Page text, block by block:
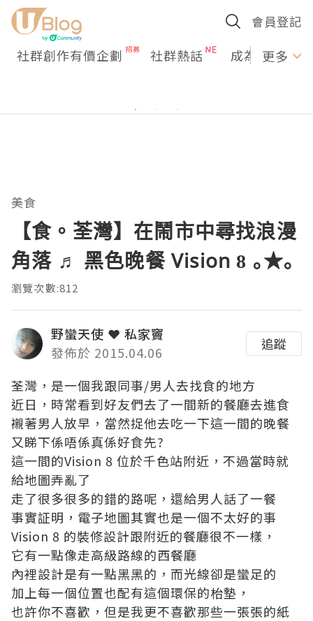
會員登記
社群創作有價企劃 社群熱話 成為U更多
美食
【食。荃灣】在鬧市中尋找浪漫
角落 ♬ 黑色晚餐 Vision 8 ｡★｡
瀏覽次數:812
野蠻天使 ❤ 私家竇
發佈於 2015.04.06
追蹤
荃灣，是一個我跟同事/男人去找食的地方
近日，時常看到好友們去了一間新的餐廳去進食
襯著男人放早，當然捉他去吃一下這一間的晚餐
又睇下係唔係真係好食先?
這一間的Vision 8 位於千色站附近，不過當時就
給地圖弄亂了
走了很多很多的錯的路呢，還給男人話了一餐
事實証明，電子地圖其實也是一個不太好的事
Vision 8 的裝修設計跟附近的餐廳很不一樣，
它有一點像走高級路線的西餐廳
內裡設計是有一點黑黑的，而光線卻是蠻足的
加上每一個位置也配有這個環保的枱墊，
也許你不喜歡，但是我更不喜歡那些一張張的紙